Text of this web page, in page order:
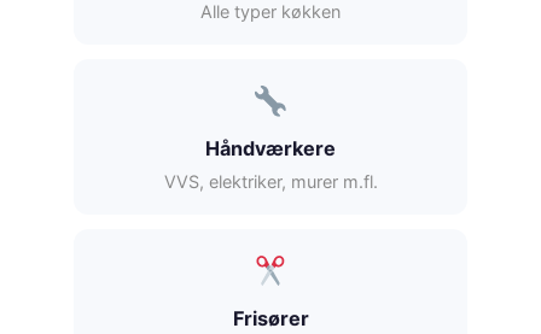
Alle typer køkken
Håndværkere
VVS, elektriker, murer m.fl.
Frisører